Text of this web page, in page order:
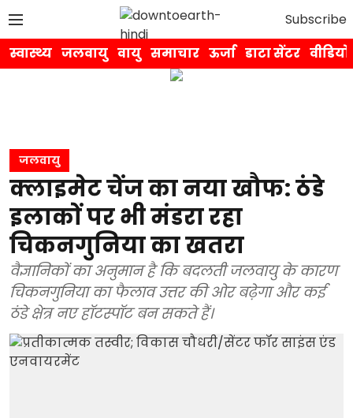
Subscribe
स्वास्थ्य जलवायु वायु समाचार ऊर्जा डाटा सेंटर वीडियो
जलवायु
क्लाइमेट चेंज का नया खौफ: ठंडे
इलाकों पर भी मंडरा रहा
चिकनगुनिया का खतरा
वैज्ञानिकों का अनुमान है कि बदलती जलवायु के कारण
चिकनगुनिया का फैलाव उत्तर की ओर बढ़ेगा और कई
ठंडे क्षेत्र नए हॉटस्पॉट बन सकते हैं।